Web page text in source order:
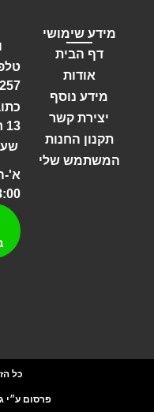
מידע שימושי
דף הבית
אודות
מידע נוסף
יצירת קשר
תקנון החנות
המשתמש שלי
13 חולון
כל
פרסום ע״י